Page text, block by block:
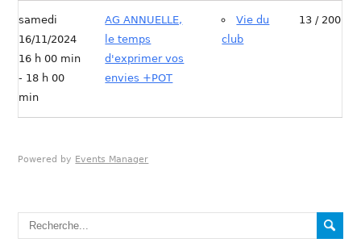
samedi
16/11/2024
16 h 00 min
- 18 h 00
min
AG ANNUELLE,
le temps
d'exprimer vos
envies +POT
Vie du
club
13 / 200
Powered by Events Manager